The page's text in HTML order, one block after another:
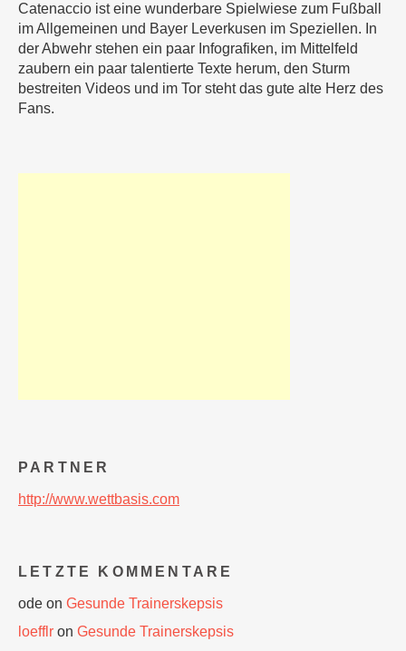
Catenaccio ist eine wunderbare Spielwiese zum Fußball
im Allgemeinen und Bayer Leverkusen im Speziellen. In
der Abwehr stehen ein paar Infografiken, im Mittelfeld
zaubern ein paar talentierte Texte herum, den Sturm
bestreiten Videos und im Tor steht das gute alte Herz des
Fans.
PARTNER
http://www.wettbasis.com
LETZTE KOMMENTARE
ode on Gesunde Trainerskepsis
loefflr on Gesunde Trainerskepsis